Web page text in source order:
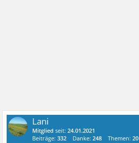
Lani
Mitglied seit:24.01.2021
Beiträge:332 Danke:248 Themen:20